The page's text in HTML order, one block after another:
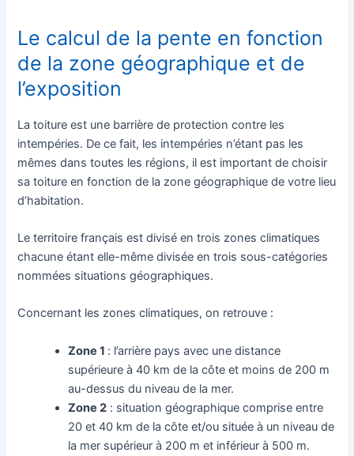
Le calcul de la pente en fonction
de la zone géographique et de
l’exposition
La toiture est une barrière de protection contre les
intempéries. De ce fait, les intempéries n’étant pas les
mêmes dans toutes les régions, il est important de choisir
sa toiture en fonction de la zone géographique de votre lieu
d’habitation.
Le territoire français est divisé en trois zones climatiques
chacune étant elle-même divisée en trois sous-catégories
nommées situations géographiques.
Concernant les zones climatiques, on retrouve :
Zone 1 : l’arrière pays avec une distance
supérieure à 40 km de la côte et moins de 200 m
au-dessus du niveau de la mer.
Zone 2 : situation géographique comprise entre
20 et 40 km de la côte et/ou située à un niveau de
la mer supérieur à 200 m et inférieur à 500 m.